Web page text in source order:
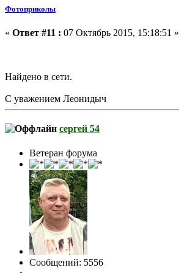
Фотоприколы
« Ответ #11 : 07 Октябрь 2015, 15:18:51 »
Найдено в сети.
С уважением Леонидыч
сергей 54
Ветеран форума
Сообщений: 5556